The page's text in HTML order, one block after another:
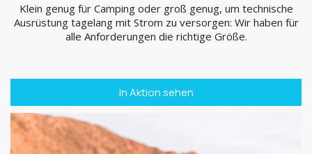
Klein genug für Camping oder groß genug, um technische
Ausrüstung tagelang mit Strom zu versorgen: Wir haben für
alle Anforderungen die richtige Größe.
In Aktion sehen